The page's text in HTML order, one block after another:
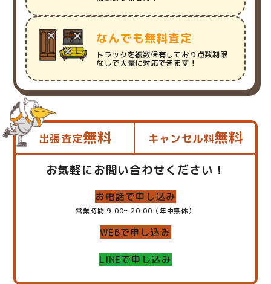
なんでも無料査定
トラックを複数保有しており点数制限
なしで大量に対応できます！
出張査定無料 キャンセル料無料
お気軽にお問い合わせください！
お電話で申し込み
営業時間 9:00～20:00（年中無休）
WEBで申し込み
LINEで申し込み